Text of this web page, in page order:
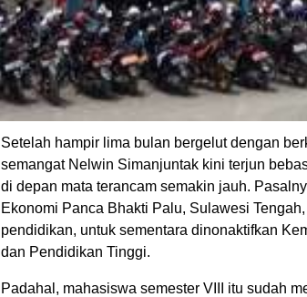
Setelah hampir lima bulan bergelut dengan
semangat Nelwin Simanjuntak kini terjun
di depan mata terancam semakin jauh.
Ekonomi Panca Bhakti Palu, Sulawesi
pendidikan, untuk sementara dinonaktifkan
dan Pendidikan Tinggi.
Padahal, mahasiswa semester VIII itu sudah